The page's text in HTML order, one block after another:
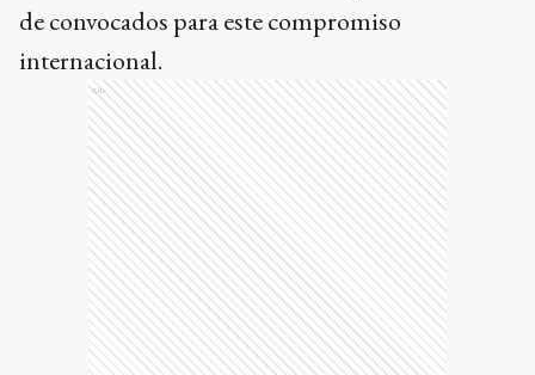
de convocados para este compromiso
internacional.
Ads